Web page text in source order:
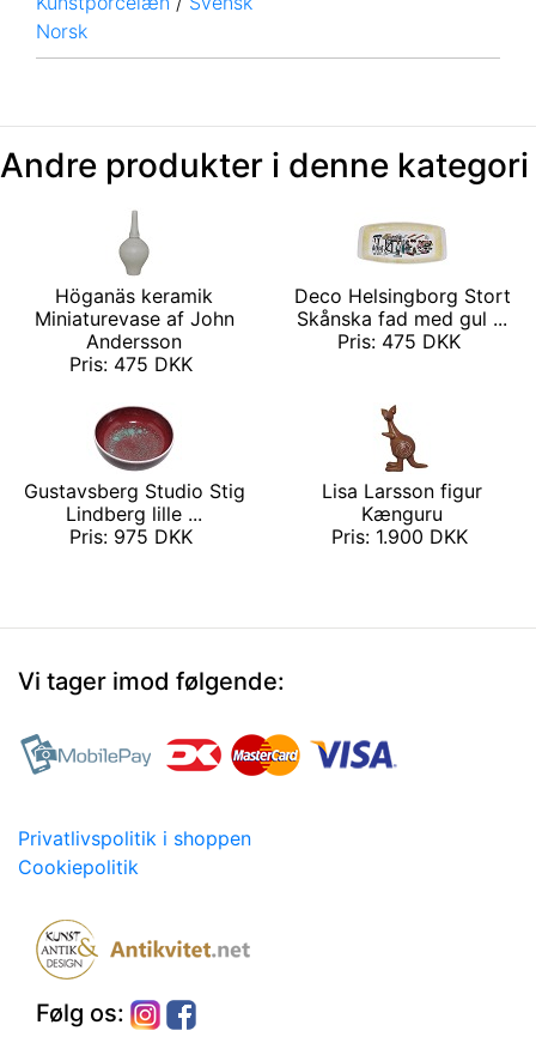
Norsk
Andre produkter i denne kategori
Höganäs keramik
Miniaturevase af John
Andersson
Pris: 475 DKK
Deco Helsingborg Stort
Skånska fad med gul ...
Pris: 475 DKK
Gustavsberg Studio Stig
Lindberg lille ...
Pris: 975 DKK
Lisa Larsson figur
Kænguru
Pris: 1.900 DKK
Vi tager imod følgende:
Privatlivspolitik i shoppen
Cookiepolitik
Følg os: